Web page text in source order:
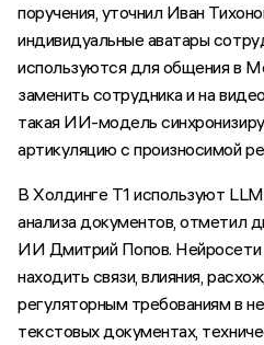
поручения, уточнил Иван
индивидуальные аватары
используются для общения в
заменить сотрудника и на
такая ИИ-модель
артикуляцию с произносимой
В Холдинге Т1 используют
анализа документов, отметил
ИИ Дмитрий Попов. Нейросети
находить связи, влияния,
регуляторным требованиям в
текстовых документах,